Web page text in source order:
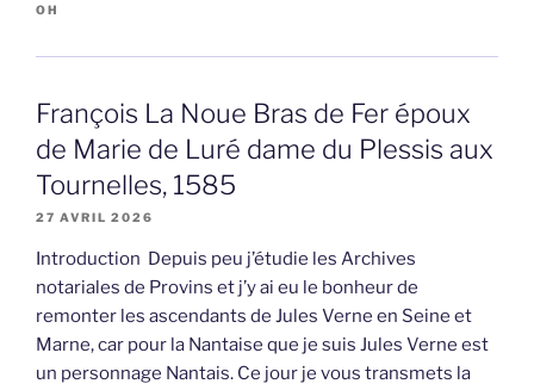
OH
François La Noue Bras de Fer époux
de Marie de Luré dame du Plessis aux
Tournelles, 1585
27 AVRIL 2026
Introduction Depuis peu j’étudie les Archives
notariales de Provins et j’y ai eu le bonheur de
remonter les ascendants de Jules Verne en Seine et
Marne, car pour la Nantaise que je suis Jules Verne est
un personnage Nantais. Ce jour je vous transmets la